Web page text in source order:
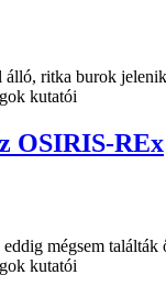
ritka burok
kutatói
OSIRIS-REx
mégsem
kutatói